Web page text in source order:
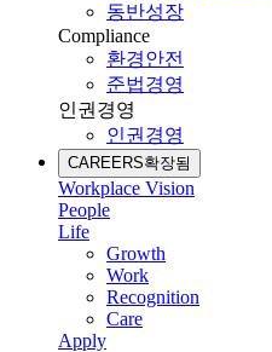
동반성장
Compliance
환경안전
준법경영
인권경영
인권경영
CAREERS확장됨
Workplace Vision
People
Life
Growth
Work
Recognition
Care
Apply